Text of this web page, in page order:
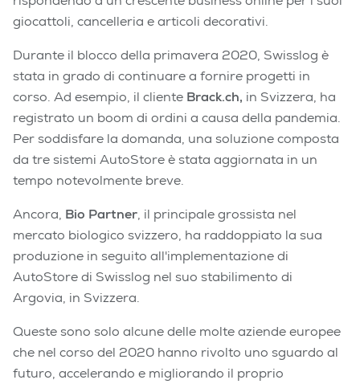
giocattoli, cancelleria e articoli decorativi.
Durante il blocco della primavera 2020, Swisslog è
stata in grado di continuare a fornire progetti in
corso. Ad esempio, il cliente Brack.ch, in Svizzera, ha
registrato un boom di ordini a causa della pandemia.
Per soddisfare la domanda, una soluzione composta
da tre sistemi AutoStore è stata aggiornata in un
tempo notevolmente breve.
Ancora, Bio Partner, il principale grossista nel
mercato biologico svizzero, ha raddoppiato la sua
produzione in seguito all'implementazione di
AutoStore di Swisslog nel suo stabilimento di
Argovia, in Svizzera.
Queste sono solo alcune delle molte aziende europee
che nel corso del 2020 hanno rivolto uno sguardo al
futuro, accelerando e migliorando il proprio